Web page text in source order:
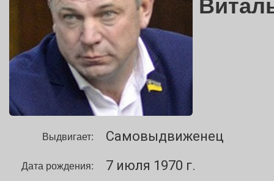
Выдвигает: Самовыдвиженец
Дата рождения: 7 июля 1970 г.